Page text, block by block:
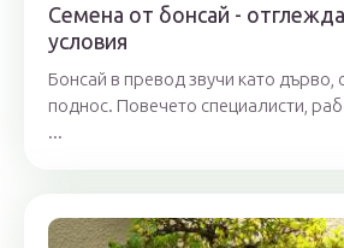
Семена от бонсай -
условия
Бонсай в превод звучи като дърво,
поднос. Повечето специалисти,
...